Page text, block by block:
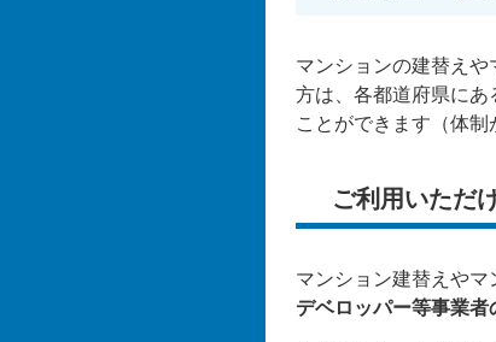
マンションの建替え
方は、各都道府県に
ことができます（体制
ご利用いただ
マンション建替えや
デベロッパー等事業者